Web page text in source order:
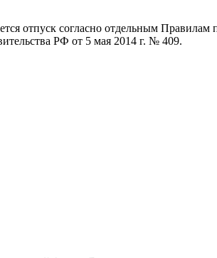
отпуск согласно отдельным Правилам
РФ от 5 мая 2014 г. № 409.